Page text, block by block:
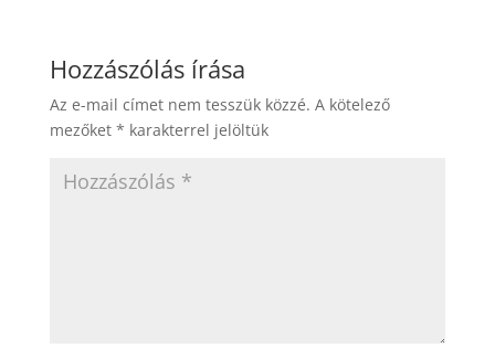
Hozzászólás írása
Az e-mail címet nem tesszük közzé. A kötelező
mezőket * karakterrel jelöltük